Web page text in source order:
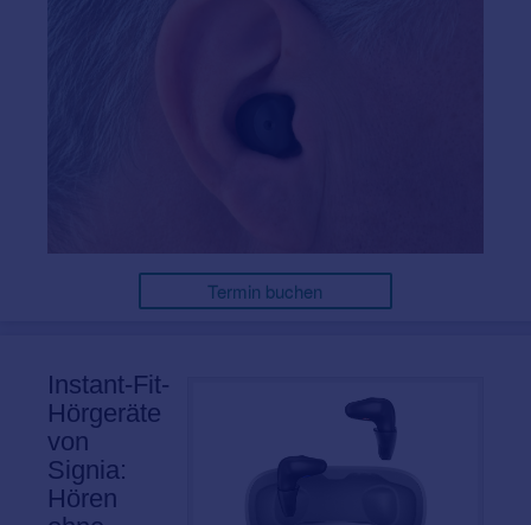
Termin buchen
Instant-Fit-
Hörgeräte
von
Signia:
Hören